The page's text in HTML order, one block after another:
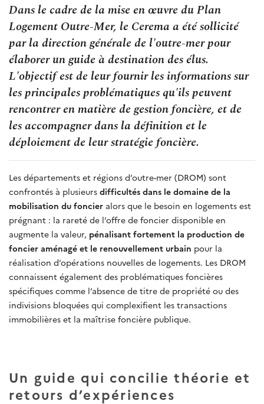
Dans le cadre de la mise en œuvre du Plan
Logement Outre-Mer, le Cerema a été sollicité
par la direction générale de l'outre-mer pour
élaborer un guide à destination des élus.
L'objectif est de leur fournir les informations sur
les principales problématiques qu'ils peuvent
rencontrer en matière de gestion foncière, et de
les accompagner dans la définition et le
déploiement de leur stratégie foncière.
Les départements et régions d’outre-mer (DROM) sont
confrontés à plusieurs difficultés dans le domaine de la
mobilisation du foncier alors que le besoin en logements est
prégnant : la rareté de l’offre de foncier disponible en
augmente la valeur, pénalisant fortement la production de
foncier aménagé et le renouvellement urbain pour la
réalisation d’opérations nouvelles de logements. Les DROM
connaissent également des problématiques foncières
spécifiques comme l’absence de titre de propriété ou des
indivisions bloquées qui complexifient les transactions
immobilières et la maîtrise foncière publique.
Un guide qui concilie théorie et
retours d’expériences